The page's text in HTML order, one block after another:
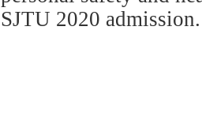
SJTU 2020 admission.